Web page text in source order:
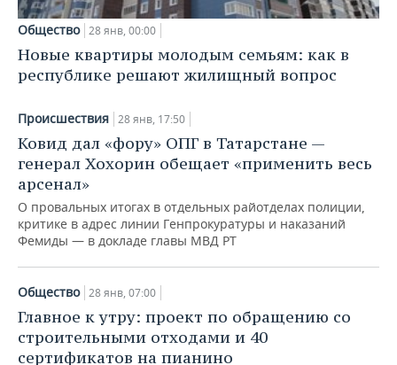
Общество 28 янв, 00:00
Новые квартиры молодым семьям: как в
республике решают жилищный вопрос
Происшествия 28 янв, 17:50
Ковид дал «фору» ОПГ в Татарстане —
генерал Хохорин обещает «применить весь
арсенал»
О провальных итогах в отдельных райотделах полиции,
критике в адрес линии Генпрокуратуры и наказаний
Фемиды — в докладе главы МВД РТ
Общество 28 янв, 07:00
Главное к утру: проект по обращению со
строительными отходами и 40
сертификатов на пианино